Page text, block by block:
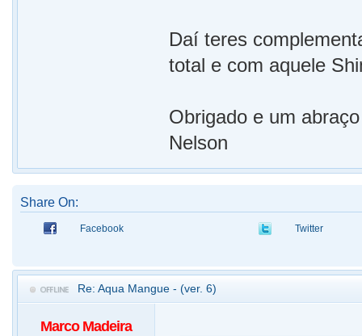
Daí teres
total e com aquele
Obrigado e um abraço
Nelson
Share On:
Facebook Twitter
Re: Aqua Mangue - (ver. 6)
Marco Madeira